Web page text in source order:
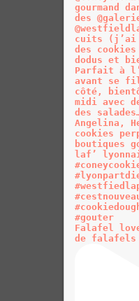
Falafel
de falafels